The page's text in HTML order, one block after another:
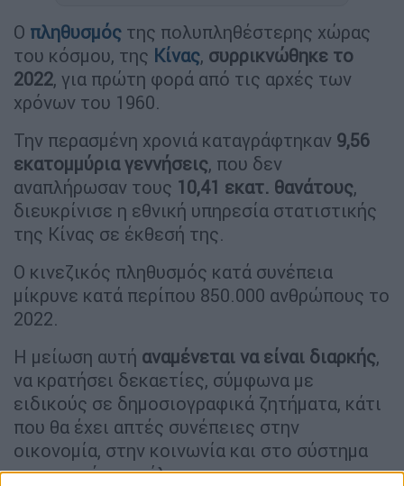
Ο πληθυσμός της πολυπληθέστερης χώρας
του κόσμου, της Κίνας, συρρικνώθηκε το
2022, για πρώτη φορά από τις αρχές των
χρόνων του 1960.
Την περασμένη χρονιά καταγράφτηκαν 9,56
εκατομμύρια γεννήσεις, που δεν
αναπλήρωσαν τους 10,41 εκατ. θανάτους,
διευκρίνισε η εθνική υπηρεσία στατιστικής
της Κίνας σε έκθεσή της.
Ο κινεζικός πληθυσμός κατά συνέπεια
μίκρυνε κατά περίπου 850.000 ανθρώπους το
2022.
Η μείωση αυτή αναμένεται να είναι διαρκής,
να κρατήσει δεκαετίες, σύμφωνα με
ειδικούς σε δημοσιογραφικά ζητήματα, κάτι
που θα έχει απτές συνέπειες στην
οικονομία, στην κοινωνία και στο σύστημα
κοινωνικής ασφάλισης.